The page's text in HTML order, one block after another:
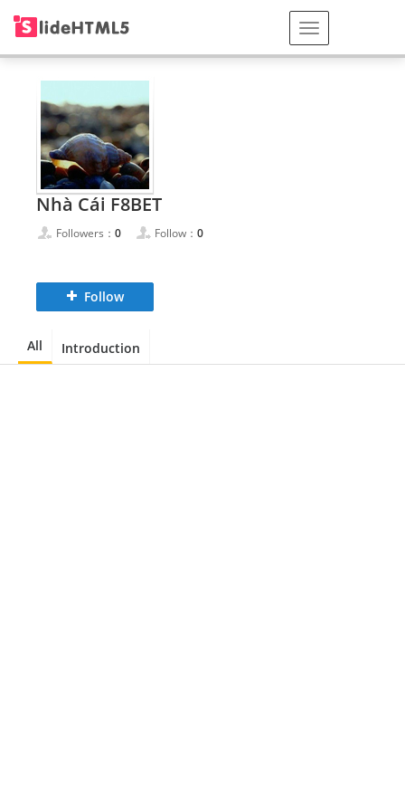
Nhà Cái F8BET
Followers： 0 Follow： 0
Follow
All Introduction